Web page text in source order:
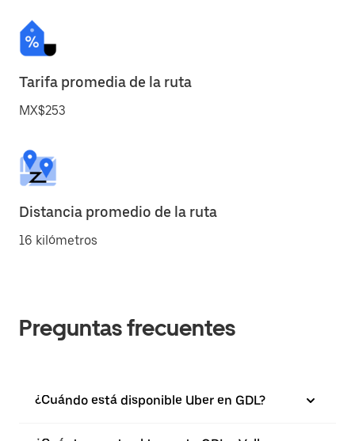
Tarifa promedia de la ruta
MX$253
Distancia promedio de la ruta
16 kilómetros
Preguntas frecuentes
¿Cuándo está disponible Uber en GDL?